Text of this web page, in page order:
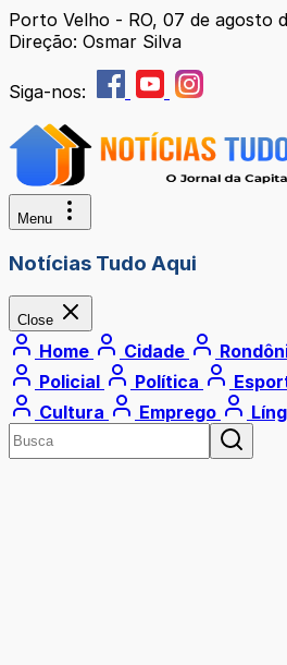
Porto Velho - RO, 07 de agosto
Direção: Osmar Silva
Siga-nos:
Menu
Notícias Tudo Aqui
Close
Home Cidade
Policial
Política
Cultura
Emprego